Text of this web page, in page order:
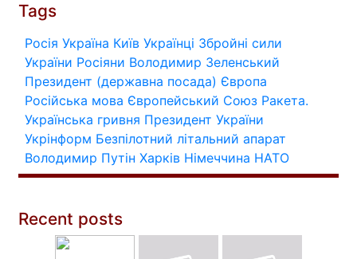
Tags
Росія Україна Київ Українці Збройні сили
України Росіяни Володимир Зеленський
Президент (державна посада) Європа
Російська мова Європейський Союз Ракета.
Українська гривня Президент України
Укрінформ Безпілотний літальний апарат
Володимир Путін Харків Німеччина НАТО
Recent posts